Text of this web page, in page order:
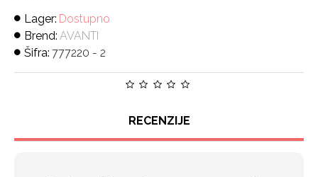
Lager: Dostupno
Brend: AVANTI
Šifra: 777220 - 2
RECENZIJE